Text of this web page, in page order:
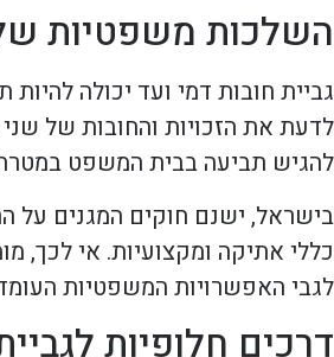
השלכות משפטיות של
גביית חובות דמי ועד יכולה
לדעת את הזכויות והחובות של
להגיש תביעה בבית המשפט
בישראל, ישנם חוקים המגנים על
כללי אתיקה ומקצועיות. אי לכך,
לגבי האפשרויות המשפטיות
דרכים חלופיות